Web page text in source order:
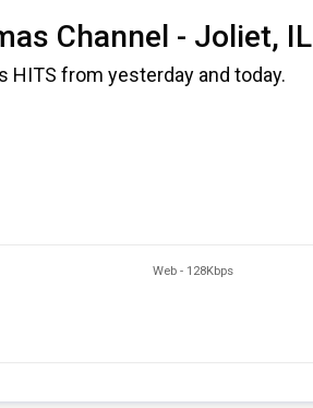
Channel - Joliet, IL
HITS from yesterday and today.
Web - 128Kbps